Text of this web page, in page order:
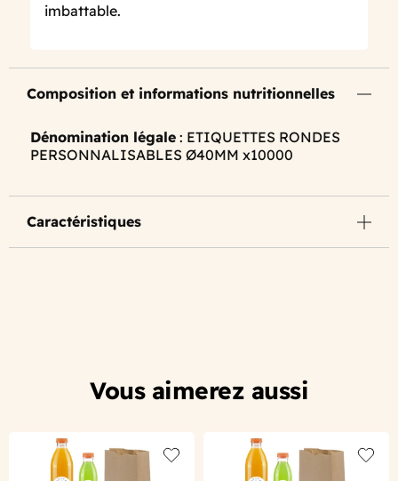
imbattable.
Composition et informations nutritionnelles
Dénomination légale : ETIQUETTES RONDES
PERSONNALISABLES Ø40MM x10000
Caractéristiques
Vous aimerez aussi
Add to wishlist